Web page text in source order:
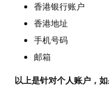
香港银行账户
香港地址
手机号码
邮箱
以上是针对个人账户，